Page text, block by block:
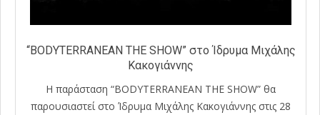
“BODYTERRANEAN THE SHOW” στο Ίδρυμα Μιχάλης
Κακογιάννης
Η παράσταση “BODYTERRANEAN THE SHOW” θα
παρουσιαστεί στο Ίδρυμα Μιχάλης Κακογιάννης στις 28